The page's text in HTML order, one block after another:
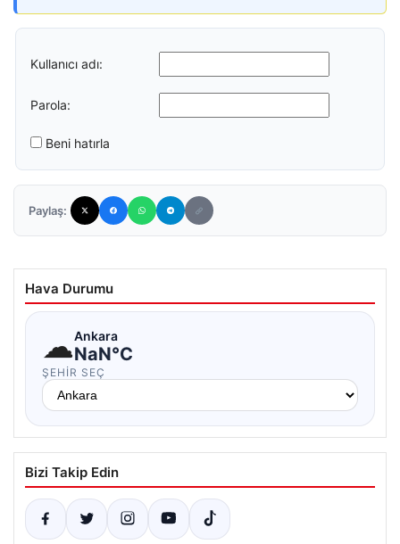
Kullanıcı adı:
Parola:
Beni hatırla
Paylaş:
Hava Durumu
☁Ankara
NaN°C
ŞEHIR SEÇ
Bizi Takip Edin